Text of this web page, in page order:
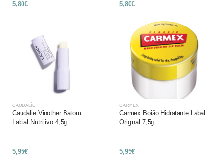
5,80€ 5,80€
CAUDALÍE
Caudalie Vinother Batom
Labial Nutritivo 4,5g
5,95€
CARMEX
Carmex Boião Hidratante Labal
Original 7,5g
5,95€